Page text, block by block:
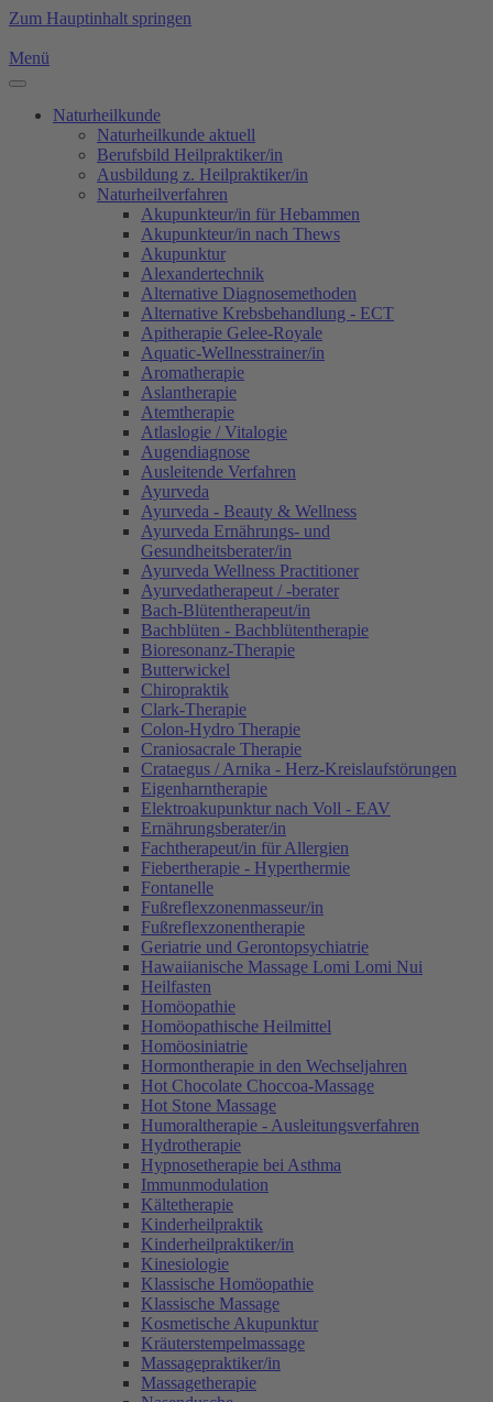
Zum Hauptinhalt springen
Menü
Naturheilkunde
Naturheilkunde aktuell
Berufsbild Heilpraktiker/in
Ausbildung z. Heilpraktiker/in
Naturheilverfahren
Akupunkteur/in für Hebammen
Akupunkteur/in nach Thews
Akupunktur
Alexandertechnik
Alternative Diagnosemethoden
Alternative Krebsbehandlung - ECT
Apitherapie Gelee-Royale
Aquatic-Wellnesstrainer/in
Aromatherapie
Aslantherapie
Atemtherapie
Atlaslogie / Vitalogie
Augendiagnose
Ausleitende Verfahren
Ayurveda
Ayurveda - Beauty & Wellness
Ayurveda Ernährungs- und
Gesundheitsberater/in
Ayurveda Wellness Practitioner
Ayurvedatherapeut / -berater
Bach-Blütentherapeut/in
Bachblüten - Bachblütentherapie
Bioresonanz-Therapie
Butterwickel
Chiropraktik
Clark-Therapie
Colon-Hydro Therapie
Craniosacrale Therapie
Crataegus / Arnika - Herz-Kreislaufstörungen
Eigenharntherapie
Elektroakupunktur nach Voll - EAV
Ernährungsberater/in
Fachtherapeut/in für Allergien
Fiebertherapie - Hyperthermie
Fontanelle
Fußreflexzonenmasseur/in
Fußreflexzonentherapie
Geriatrie und Gerontopsychiatrie
Hawaiianische Massage Lomi Lomi Nui
Heilfasten
Homöopathie
Homöopathische Heilmittel
Homöosiniatrie
Hormontherapie in den Wechseljahren
Hot Chocolate Choccoa-Massage
Hot Stone Massage
Humoraltherapie - Ausleitungsverfahren
Hydrotherapie
Hypnosetherapie bei Asthma
Immunmodulation
Kältetherapie
Kinderheilpraktik
Kinderheilpraktiker/in
Kinesiologie
Klassische Homöopathie
Klassische Massage
Kosmetische Akupunktur
Kräuterstempelmassage
Massagepraktiker/in
Massagetherapie